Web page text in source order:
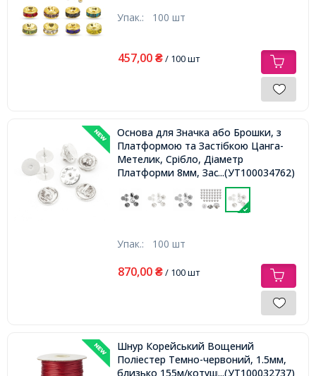
Упак.: 100 шт
457,00 ₴/ 100 шт
Основа для Значка або Брошки, з
Платформою та Застібкою Цанга-
Метелик, Срібло, Діаметр
Платформи 8мм, Застібки 11.5мм,
...(УТ100034762)
Упак.: 100 шт
870,00 ₴/ 100 шт
Шнур Корейський Вощений
Поліестер Темно-червоний, 1.5мм,
близько 155м/котушка,...(УТ100032737)